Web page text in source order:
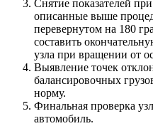
Снятие показателей
описанные выше
перевернутом на 180
составить
узла при вращении от
Выявление точек
балансировочных
норму.
Финальная проверка
автомобиль.